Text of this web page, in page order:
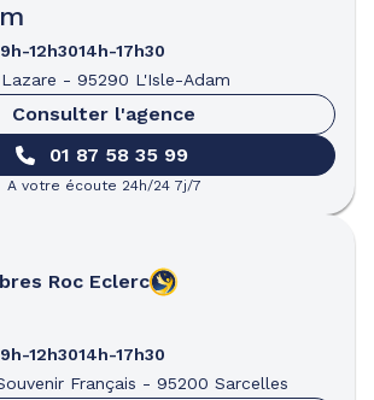
12h3014h-17h30
- 95290 L'Isle-Adam
Consulter l'agence
01 87 58 35 99
A votre écoute 24h/24 7j/7
Roc Eclerc
12h3014h-17h30
Français - 95200 Sarcelles